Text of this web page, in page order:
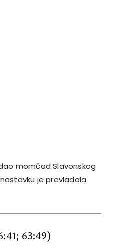
momčad Slavonskog
je prevladala
63:49)